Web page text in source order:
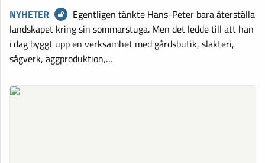
NYHETER
Egentligen tänkte Hans-Peter bara återställa
landskapet kring sin sommarstuga. Men det ledde till att han
i dag byggt upp en verksamhet med gårdsbutik, slakteri,
sågverk, äggproduktion,…